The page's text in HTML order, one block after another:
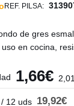
REF. PILSA:
de gres
en cocina,
1,66€
12 uds 19,92€